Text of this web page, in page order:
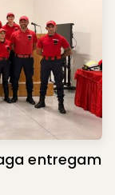
entregam